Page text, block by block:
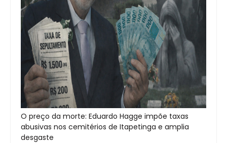
O preço da morte: Eduardo Hagge impõe taxas
abusivas nos cemitérios de Itapetinga e amplia
desgaste